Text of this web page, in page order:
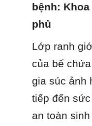
bệnh:
phủ
Lớp ranh
của bể
gia súc ảnh
tiếp đến
an toàn